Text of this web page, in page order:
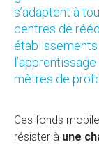
s’adaptent à
centres de
mètres de
Ces fonds
résister à une